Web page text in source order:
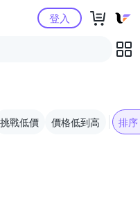
購物中心登入
挑戰低價 價格低到高 排序